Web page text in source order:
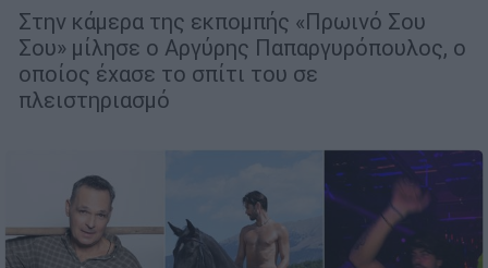
Στην κάμερα της εκπομπής «Πρωινό Σου
Σου» μίλησε ο Αργύρης Παπαργυρόπουλος, ο
οποίος έχασε το σπίτι του σε
πλειστηριασμό